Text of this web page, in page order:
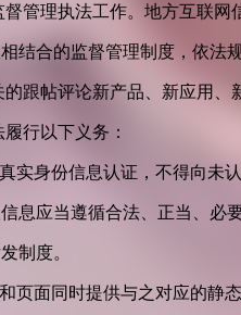
管理执法工作。地方互联
结合的监督管理制度，依法
跟帖评论新产品、新应用
行以下义务：
实身份信息认证，不得向未
息应当遵循合法、正当、
制度。
页面同时提供与之对应的静态